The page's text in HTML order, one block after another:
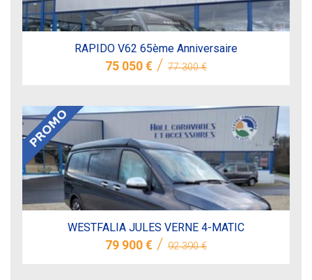
RAPIDO V62 65ème Anniversaire
75 050 € / 77 300 €
WESTFALIA JULES VERNE 4-MATIC
79 900 € / 92 390 €